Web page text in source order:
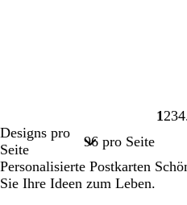
1 234
Designs pro
Seite
Personalisierte Postkarten
Sie Ihre Ideen zum Leben.